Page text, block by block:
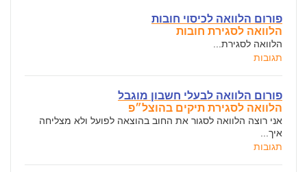
פורום הלוואה לכיסוי חובות
הלוואה לסגירת חובות
הלוואה לסגירת...
תגובות
פורום הלוואה לבעלי חשבון מוגבל
הלוואה לסגירת תיקים בהוצל״פ
אני רוצה הלוואה לסגור את החוב בהוצאה לפועל ולא מצליחה
איך...
תגובות